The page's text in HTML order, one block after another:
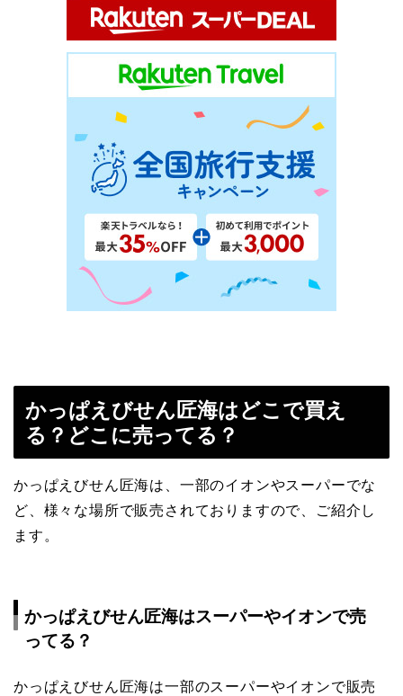
かっぱえびせん匠海はどこで買え
る？どこに売ってる？
かっぱえびせん匠海は、一部のイオンやスーパーでな
ど、様々な場所で販売されておりますので、ご紹介し
ます。
かっぱえびせん匠海はスーパーやイオンで売
ってる？
かっぱえびせん匠海は一部のスーパーやイオンで販売